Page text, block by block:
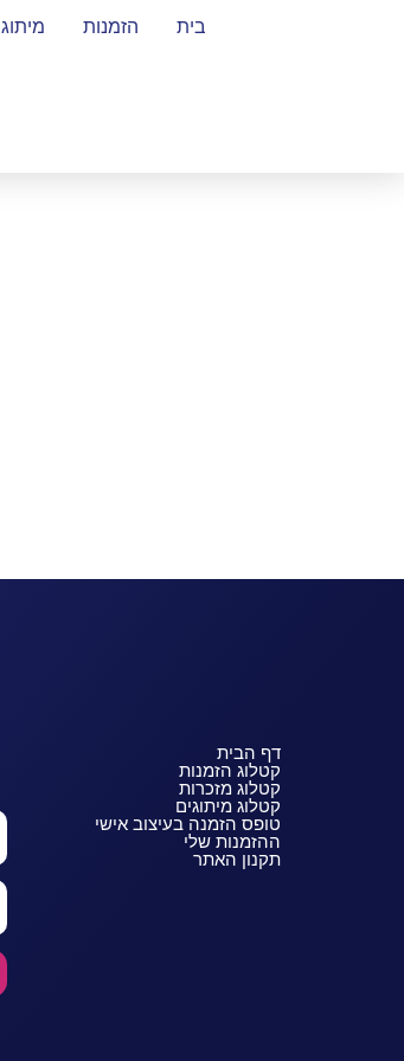
בית הזמנות מיתוג
דף הבית
קטלוג הזמנות
קטלוג מזכרות
קטלוג מיתוגים
טופס הזמנה בעיצוב אישי
ההזמנות שלי
תקנון האתר